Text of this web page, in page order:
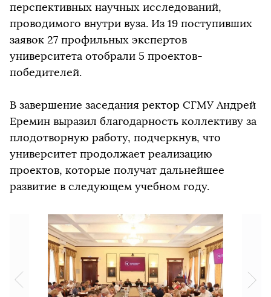
перспективных научных исследований,
проводимого внутри вуза. Из 19 поступивших
заявок 27 профильных экспертов
университета отобрали 5 проектов-
победителей.
В завершение заседания ректор СГМУ Андрей
Еремин выразил благодарность коллективу за
плодотворную работу, подчеркнув, что
университет продолжает реализацию
проектов, которые получат дальнейшее
развитие в следующем учебном году.